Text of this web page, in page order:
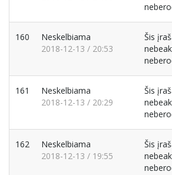
160
Neskelbiama
2018-12-13 / 20:53
Šis
161
Neskelbiama
2018-12-13 / 20:29
Šis
162
Neskelbiama
2018-12-13 / 19:55
Šis